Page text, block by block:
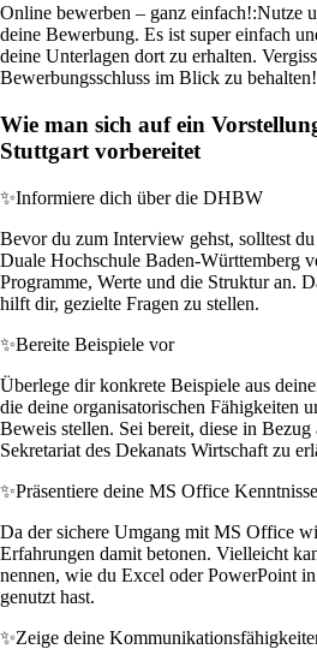
Online bewerben – ganz einfach!:Nutze
deine Bewerbung. Es ist super einfach
deine Unterlagen dort zu erhalten.
Bewerbungsschluss im Blick zu behalten!
Wie man sich auf ein
Stuttgart vorbereitet
✨Informiere dich über die DHBW
Bevor du zum Interview gehst, solltest
Duale Hochschule Baden-Württemberg
Programme, Werte und die Struktur an.
hilft dir, gezielte Fragen zu stellen.
✨Bereite Beispiele vor
Überlege dir konkrete Beispiele aus
die deine organisatorischen Fähigkeiten
Beweis stellen. Sei bereit, diese in
Sekretariat des Dekanats Wirtschaft zu
✨Präsentiere deine MS Office Kenntnisse
Da der sichere Umgang mit MS Office
Erfahrungen damit betonen. Vielleicht
nennen, wie du Excel oder PowerPoint
genutzt hast.
✨Zeige deine